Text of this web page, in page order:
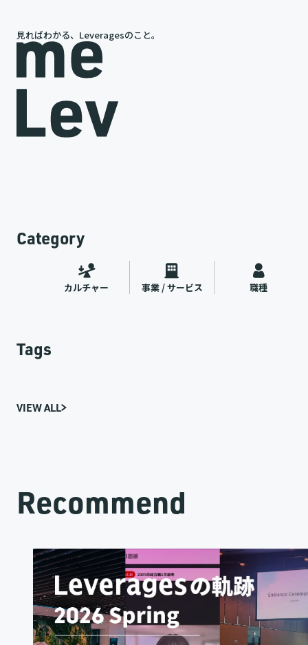
見ればわかる、Leveragesのこと。
槻が語る、レバレジーズの今と未来
代表インタビュー
2026.07.09
Category
カルチャー 事業 / サービス 職種
Tags
VIEW ALL
Recommend